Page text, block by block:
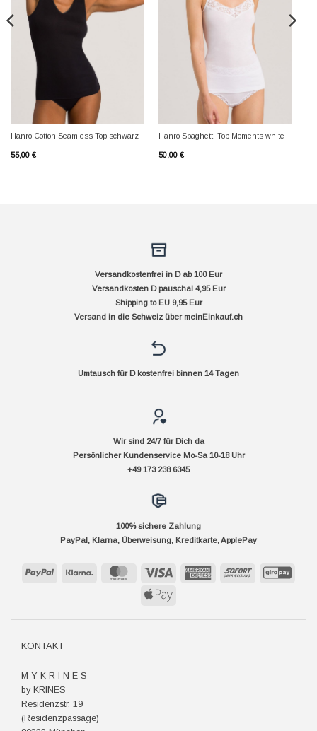
Hanro Cotton Seamless Top schwarz
55,00 €
Hanro Spaghetti Top Moments white
50,00 €
Versandkostenfrei in D ab 100 Eur
Versandkosten D pauschal 4,95 Eur
Shipping to EU 9,95 Eur
Versand in die Schweiz über meinEinkauf.ch
Umtausch für D kostenfrei binnen 14 Tagen
Wir sind 24/7 für Dich da
Persönlicher Kundenservice Mo-Sa 10-18 Uhr
+49 173 238 6345
100% sichere Zahlung
PayPal, Klarna, Überweisung, Kreditkarte, ApplePay
PayPal Klarna MasterCard Visa
AmericanSofort
Apple
KONTAKT
M Y K R I N E S
by KRINES
Residenzstr. 19
(Residenzpassage)